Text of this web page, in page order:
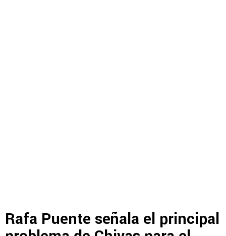
Rafa Puente señala el principal